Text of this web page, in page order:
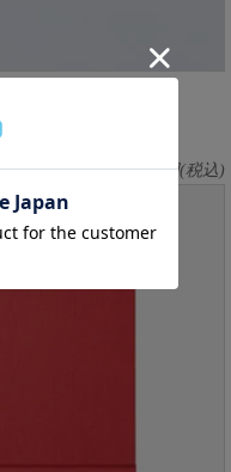
ト / KAO
1,320円(税込)